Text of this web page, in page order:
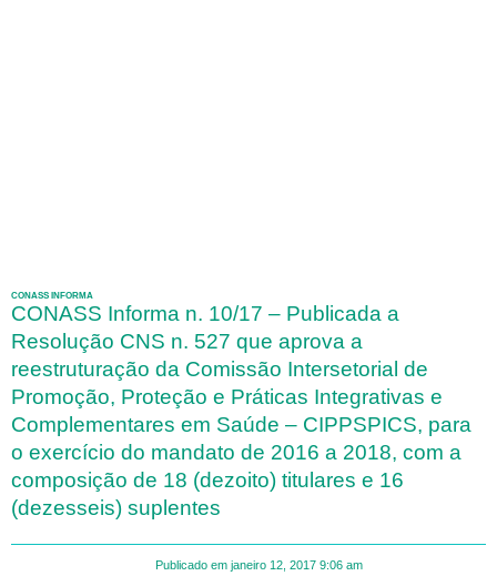
CONASS INFORMA
CONASS Informa n. 10/17 – Publicada a
Resolução CNS n. 527 que aprova a
reestruturação da Comissão Intersetorial de
Promoção, Proteção e Práticas Integrativas e
Complementares em Saúde – CIPPSPICS, para
o exercício do mandato de 2016 a 2018, com a
composição de 18 (dezoito) titulares e 16
(dezesseis) suplentes
Publicado em janeiro 12, 2017 9:06 am